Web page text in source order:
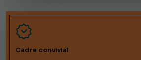
Cadre convivial